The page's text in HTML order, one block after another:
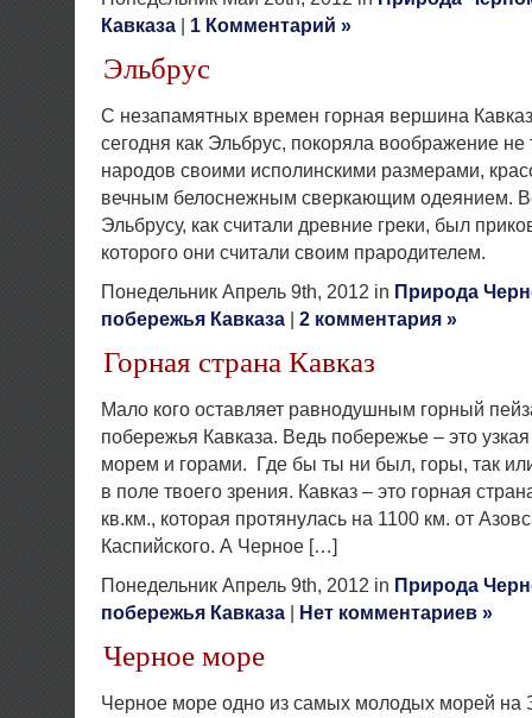
Кавказа | 1 Комментарий »
Эльбрус
С незапамятных времен горная вершина
сегодня как Эльбрус, покоряла воображение не
народов своими исполинскими размерами,
вечным белоснежным сверкающим одеянием.
Эльбрусу, как считали древние греки, был
которого они считали своим прародителем.
Понедельник Апрель 9th, 2012 in Природа
побережья Кавказа | 2 комментария »
Горная страна Кавказ
Мало кого оставляет равнодушным горный
побережья Кавказа. Ведь побережье – это
морем и горами. Где бы ты ни был, горы, так
в поле твоего зрения. Кавказ – это горная
кв.км., которая протянулась на 1100 км. от
Каспийского. А Черное […]
Понедельник Апрель 9th, 2012 in Природа
побережья Кавказа | Нет комментариев »
Черное море
Черное море одно из самых молодых морей